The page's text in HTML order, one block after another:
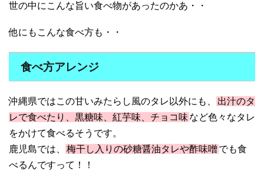
世の中にこんな旨い食べ物があったのかあ・・
他にもこんな食べ方も・・
食べ方アレンジ
沖縄県ではこの甘いみたらし風のタレ以外にも、
出汁のタ
レで食べたり、黒糖味、紅芋味、チョコ味 など色々なタレ
をかけて食べるそうです。
鹿児島では、
梅干し入りの砂糖醤油タレや酢味噌でも食
べるんですって！！